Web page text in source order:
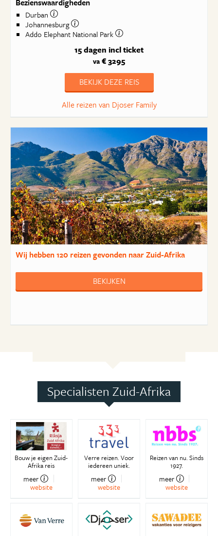
Durban
Johannesburg
Addo Elephant National Park
15 dagen incl ticket
va € 3295
BEKIJK DEZE REIS
Alle reizen van Djoser Family
Wij hebben120 reizengevonden naar Zuid-Afrika
BEKIJKEN
Specialisten Zuid-Afrika
Bouw je eigen Zuid-
Afrika reis
meer
website
Verre reizen. Voor
iedereen uniek.
meer
website
Reizen van nu. Sinds
1927.
meer
website